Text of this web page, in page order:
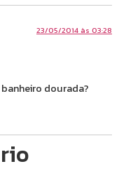
23/05/2014 às 03:28
dourada?